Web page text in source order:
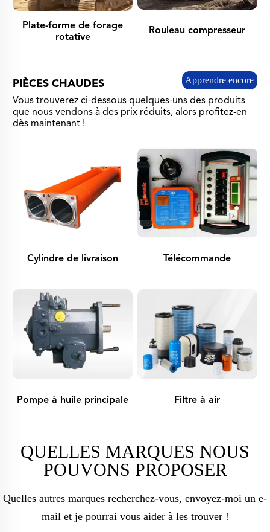
Plate-forme de forage
rotative
Rouleau compresseur
PIÈCES CHAUDES
Apprendre encore
plus
Vous trouverez ci-dessous quelques-uns des produits
que nous vendons à des prix réduits, alors profitez-en
dès maintenant !
Cylindre de livraison Télécommande
Pompe à huile principale Filtre à air
QUELLES MARQUES NOUS
POUVONS PROPOSER
Quelles autres marques recherchez-vous, envoyez-moi un e-
mail et je pourrai vous aider à les trouver !